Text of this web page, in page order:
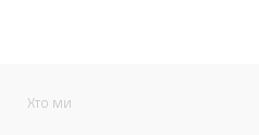
Хто ми